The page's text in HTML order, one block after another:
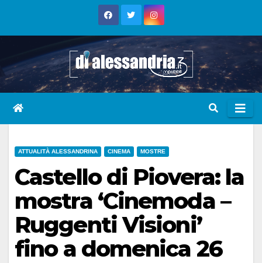
ATTUALITÀ ALESSANDRINA CINEMA MOSTRE
Castello di Piovera: la
mostra ‘Cinemoda –
Ruggenti Visioni’
fino a domenica 26